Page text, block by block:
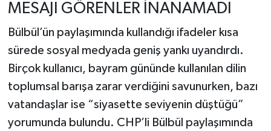
MESAJI GÖRENLER İNANAMADI
Bülbül’ün paylaşımında kullandığı ifadeler kısa
sürede sosyal medyada geniş yankı uyandırdı.
Birçok kullanıcı, bayram gününde kullanılan dilin
toplumsal barışa zarar verdiğini savunurken, bazı
vatandaşlar ise “siyasette seviyenin düştüğü”
yorumunda bulundu. CHP’li Bülbül paylaşımında